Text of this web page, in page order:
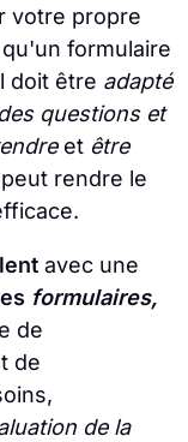
votre propre
formulaire
doit être adapté
questions et
et être
rendre le
avec une
formulaires,
de
de
de la